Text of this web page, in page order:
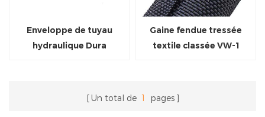
Enveloppe de tuyau
hydraulique Dura
Gaine fendue tressée
textile classée VW-1
Un total de 1 pages